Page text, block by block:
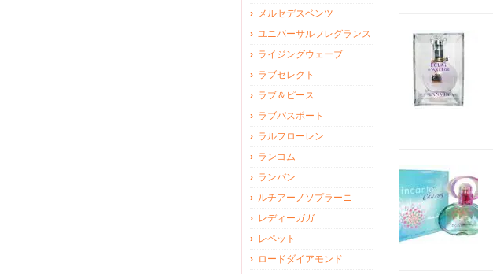
メルセデスベンツ
ユニバーサルフレグランス
ライジングウェーブ
ラブセレクト
ラブ＆ピース
ラブパスポート
ラルフローレン
ランコム
ランバン
ルチアーノソプラーニ
レディーガガ
レペット
ロードダイアモンド